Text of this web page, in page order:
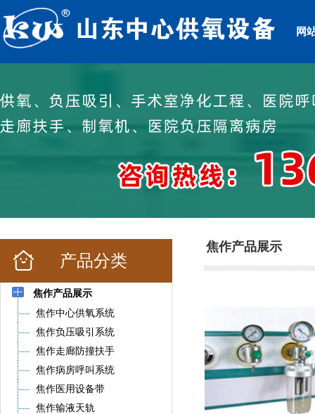
网
产品分类
焦作产品展示
焦作中心供氧系统
焦作负压吸引系统
焦作走廊防撞扶手
焦作病房呼叫系统
焦作医用设备带
焦作输液天轨
焦作产品展示